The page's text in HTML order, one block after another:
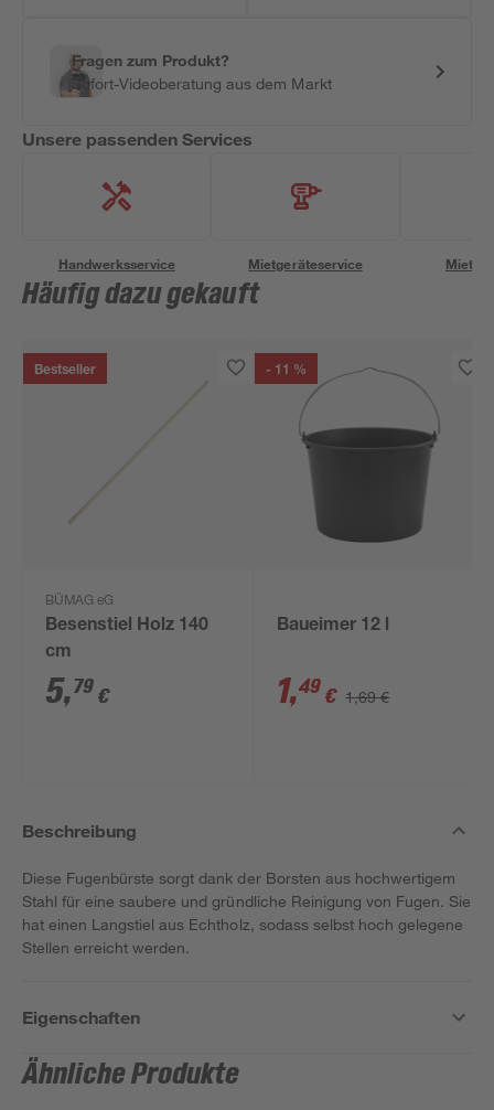
Fragen zum Produkt?
Sofort-Videoberatung aus dem Markt
Unsere passenden Services
Handwerksservice Mietgeräteservice
Häufig dazu gekauft
Bestseller
BÜMAG eG
Besenstiel Holz 140
cm
5,79 €
- 11 %
Baueimer 12 l
1,49 € 1,69 €
Beschreibung
Diese Fugenbürste sorgt dank der Borsten aus hochwertigem
Stahl für eine saubere und gründliche Reinigung von Fugen. Sie
hat einen Langstiel aus Echtholz, sodass selbst hoch gelegene
Stellen erreicht werden.
Eigenschaften
Ähnliche Produkte